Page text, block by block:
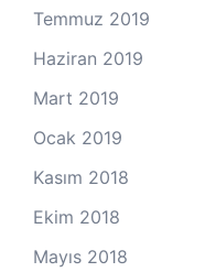
Temmuz 2019
Haziran 2019
Mart 2019
Ocak 2019
Kasım 2018
Ekim 2018
Mayıs 2018